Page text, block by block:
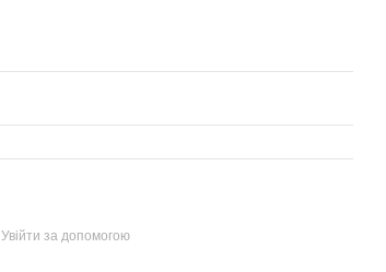
Увійти за допомогою